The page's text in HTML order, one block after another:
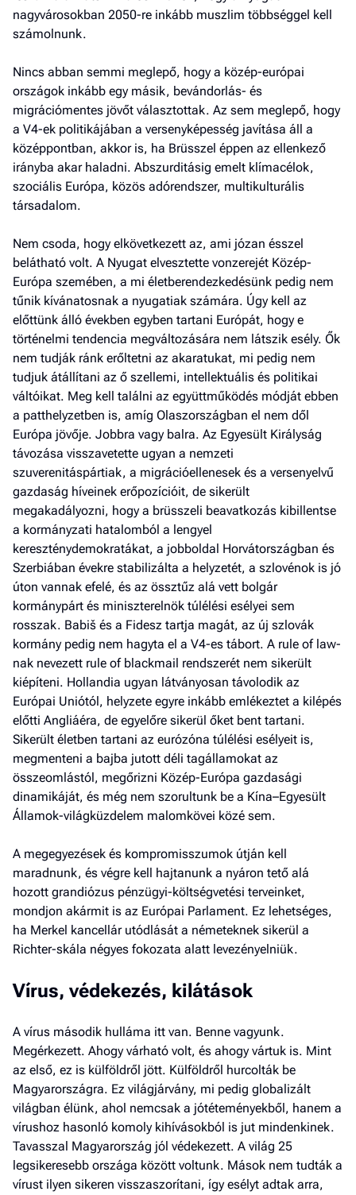
nagyvárosokban 2050-re inkább muszlim többséggel kell
számolnunk.
Nincs abban semmi meglepő, hogy a közép-európai
országok inkább egy másik, bevándorlás- és
migrációmentes jövőt választottak. Az sem meglepő, hogy
a V4-ek politikájában a versenyképesség javítása áll a
középpontban, akkor is, ha Brüsszel éppen az ellenkező
irányba akar haladni. Abszurditásig emelt klímacélok,
szociális Európa, közös adórendszer, multikulturális
társadalom.
Nem csoda, hogy elkövetkezett az, ami józan ésszel
belátható volt. A Nyugat elvesztette vonzerejét Közép-
Európa szemében, a mi életberendezkedésünk pedig nem
tűnik kívánatosnak a nyugatiak számára. Úgy kell az
előttünk álló években egyben tartani Európát, hogy e
történelmi tendencia megváltozására nem látszik esély. Ők
nem tudják ránk erőltetni az akaratukat, mi pedig nem
tudjuk átállítani az ő szellemi, intellektuális és politikai
váltóikat. Meg kell találni az együttműködés módját ebben
a patthelyzetben is, amíg Olaszországban el nem dől
Európa jövője. Jobbra vagy balra. Az Egyesült Királyság
távozása visszavetette ugyan a nemzeti
szuverenitáspártiak, a migrációellenesek és a versenyelvű
gazdaság híveinek erőpozícióit, de sikerült
megakadályozni, hogy a brüsszeli beavatkozás kibillentse
a kormányzati hatalomból a lengyel
kereszténydemokratákat, a jobboldal Horvátországban és
Szerbiában évekre stabilizálta a helyzetét, a szlovénok is jó
úton vannak efelé, és az össz­tűz alá vett bolgár
kormánypárt és miniszterelnök túlélési esélyei sem
rosszak. Babiš és a Fidesz tartja magát, az új szlovák
kormány pedig nem hagyta el a V4-es tábort. A rule of law-
nak nevezett rule of blackmail rendszerét nem sikerült
kiépíteni. Hollandia ugyan látványosan távolodik az
Európai Uniótól, helyzete egyre inkább emlékeztet a kilépés
előtti Angliáéra, de egyelőre sikerül őket bent tartani.
Sikerült életben tartani az ­eurózóna túlélési esélyeit is,
megmenteni a bajba jutott déli tagállamokat az
összeomlástól, megőrizni Közép-Európa gazdasági
dinamikáját, és még nem szorultunk be a Kína–Egyesült
Államok-világküzdelem malomkövei közé sem.
A megegyezések és kompromisszumok útján kell
maradnunk, és végre kell hajtanunk a nyáron tető alá
hozott grandiózus pénzügyi-költségvetési terveinket,
mondjon akármit is az Európai Parlament. Ez lehetséges,
ha Merkel kancellár utódlását a németeknek sikerül a
Richter-skála négyes fokozata alatt levezényelniük.
Vírus, védekezés, kilátások
A vírus második hulláma itt van. Benne vagyunk.
Megérkezett. Ahogy várható volt, és ahogy vártuk is. Mint
az első, ez is külföldről jött. Külföldről hurcolták be
Magyarországra. Ez világjárvány, mi pedig globalizált
világban élünk, ahol nemcsak a jótéteményekből, hanem a
vírushoz hasonló komoly kihívásokból is jut mindenkinek.
Tavasszal Magyarország jól védekezett. A világ 25
legsikeresebb országa között voltunk. Mások nem tudták a
vírust ilyen sikeren visszaszorítani, így esélyt adtak arra,